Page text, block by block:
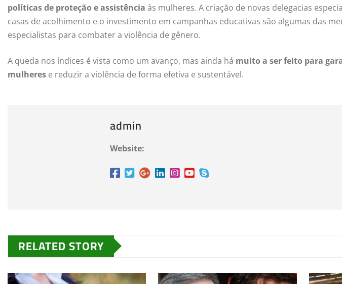
políticas de proteção e assistência às mulheres. A criação de novas delegacias
casas de acolhimento e o investimento em campanhas educativas são algumas das
especialistas para combater a violência de gênero.
A queda nos índices é vista como um avanço, mas ainda há muito a ser feito para
mulheres e reduzir a violência de forma efetiva e sustentável.
admin
Website:
RELATED STORY